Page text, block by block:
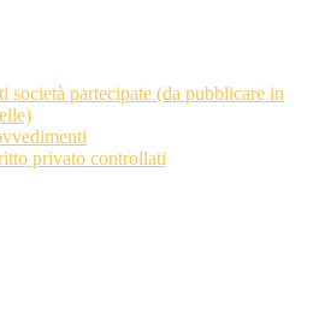
società partecipate (da pubblicare in
privato controllati